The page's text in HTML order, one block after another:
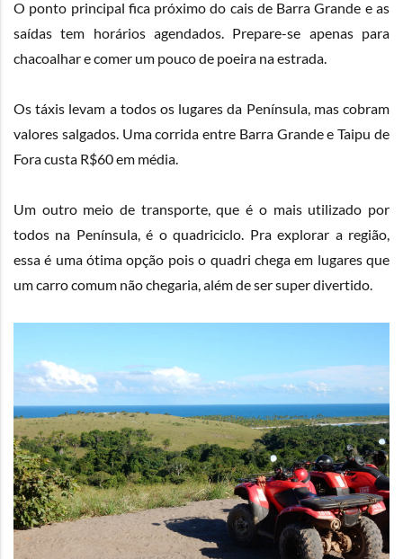
O ponto principal fica próximo do cais de Barra Grande e as
saídas tem horários agendados. Prepare-se apenas para
chacoalhar e comer um pouco de poeira na estrada.
Os táxis levam a todos os lugares da Península, mas cobram
valores salgados. Uma corrida entre Barra Grande e Taipu de
Fora custa R$60 em média.
Um outro meio de transporte, que é o mais utilizado por
todos na Península, é o quadriciclo. Pra explorar a região,
essa é uma ótima opção pois o quadri chega em lugares que
um carro comum não chegaria, além de ser super divertido.